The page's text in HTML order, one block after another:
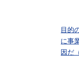
目的
に事
因だ